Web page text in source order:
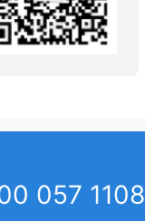
057 1108